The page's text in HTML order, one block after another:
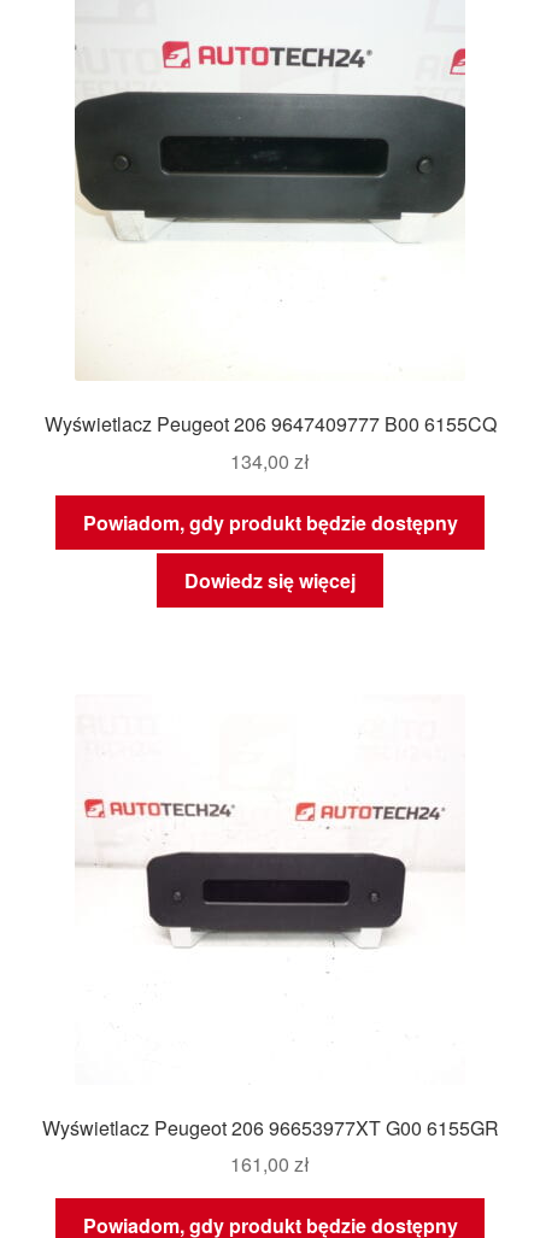
Wyświetlacz Peugeot 206 9647409777 B00 6155CQ
134,00 zł
Powiadom, gdy produkt będzie dostępny
Dowiedz się więcej
Wyświetlacz Peugeot 206 96653977XT G00 6155GR
161,00 zł
Powiadom, gdy produkt będzie dostępny